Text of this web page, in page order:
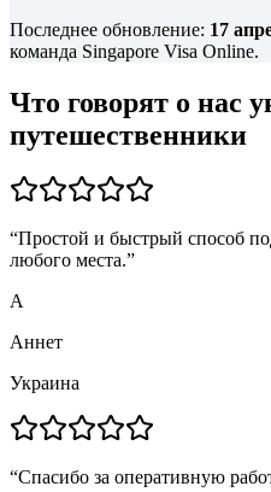
Последнее обновление: 17
команда Singapore Visa Online.
Что говорят о нас
путешественники
“Простой и быстрый способ
любого места.”
А
Аннет
Украина
“Спасибо за оперативную